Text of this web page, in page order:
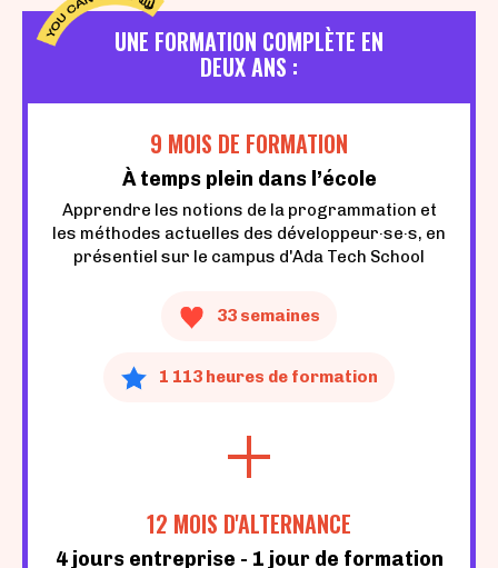
UNE FORMATION COMPLÈTE EN
DEUX ANS :
9 MOIS DE FORMATION
À temps plein dans l’école
Apprendre les notions de la programmation et
les méthodes actuelles des développeur·se·s, en
présentiel sur le campus d'Ada Tech School
33 semaines
1 113 heures de formation
12 MOIS D'ALTERNANCE
4 jours entreprise - 1 jour de formation